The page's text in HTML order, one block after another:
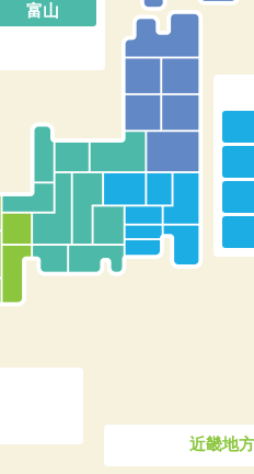
富山
近畿地方